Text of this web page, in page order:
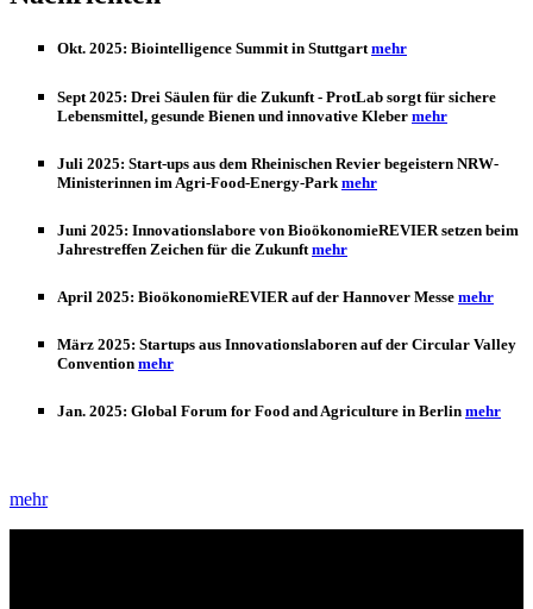
Okt. 2025: Biointelligence Summit in Stuttgartmehr
Sept 2025: Drei Säulen für die Zukunft - ProtLab sorgt für sichere
Lebensmittel, gesunde Bienen und innovative Kleber mehr
Juli 2025: Start-ups aus dem Rheinischen Revier begeistern NRW-
Ministerinnen im Agri-Food-Energy-Park mehr
Juni 2025: Innovationslabore von BioökonomieREVIER setzen beim
Jahrestreffen Zeichen für die Zukunft mehr
April 2025: BioökonomieREVIER auf der Hannover Messe mehr
März 2025: Startups aus Innovationslaboren auf der Circular Valley
Convention mehr
Jan. 2025: Global Forum for Food and Agriculture in Berlin mehr
mehr